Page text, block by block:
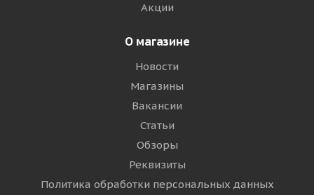
Акции
О магазине
Новости
Магазины
Вакансии
Статьи
Обзоры
Реквизиты
Политика обработки персональных данных